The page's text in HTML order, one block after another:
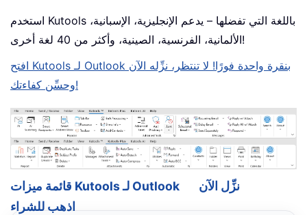
استخدم Kutools باللغة التي تفضلها – يدعم الإنجليزية، الإسبانية،
الألمانية، الفرنسية، الصينية، وأكثر من 40 لغة أخرى!
افتح Kutools لـ Outlook بنقرة واحدة فورًا! لا تنتظر، نزِّله الآن
وحسِّن كفاءتك!
قائمة ميزات Kutools لـ Outlook
نزِّل الآن
اذهب للشراء